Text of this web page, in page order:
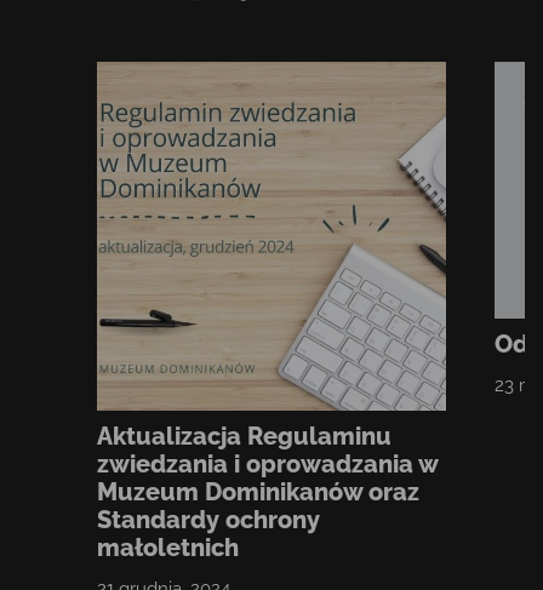
Aktualizacja Regulaminu
zwiedzania i oprowadzania w
Muzeum Dominikanów oraz
Standardy ochrony
małoletnich
23